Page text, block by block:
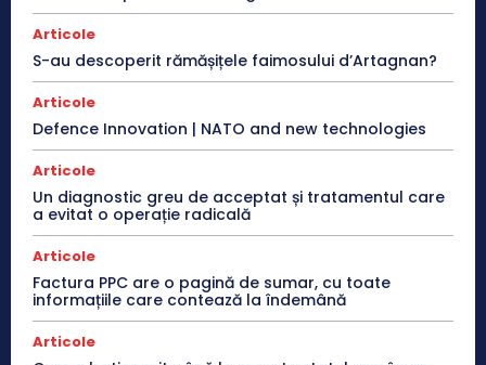
Articole
S-au descoperit rămășițele faimosului d’Artagnan?
Articole
Defence Innovation | NATO and new technologies
Articole
Un diagnostic greu de acceptat și tratamentul care
a evitat o operație radicală
Articole
Factura PPC are o pagină de sumar, cu toate
informațiile care contează la îndemână
Articole